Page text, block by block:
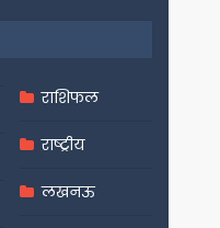
राशिफल
राष्ट्रीय
लखनऊ